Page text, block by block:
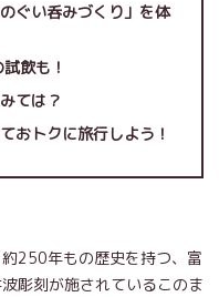
ぐい呑みづくり」を体
飲も！
ては？
おトクに旅行しよう！
250年もの歴史を持つ、富
彫刻が施されているこのま